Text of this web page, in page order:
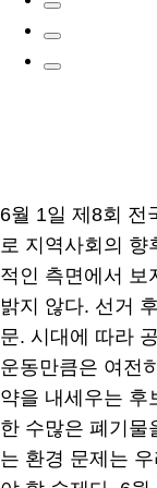
6월 1일 제8회 전
로 지역사회의 향
적인 측면에서 보
밝지 않다. 선거
문. 시대에 따라
운동만큼은 여전
약을 내세우는 후
한 수많은 폐기물
는 환경 문제는